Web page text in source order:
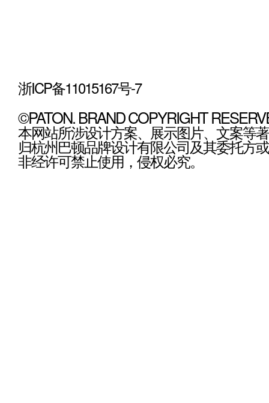
浙ICP备11015167号-7
©PATON. BRAND COPYRIGHT
本网站所涉设计方案、展示图片、文案等
归杭州巴顿品牌设计有限公司及其委托方
非经许可禁止使用，侵权必究。